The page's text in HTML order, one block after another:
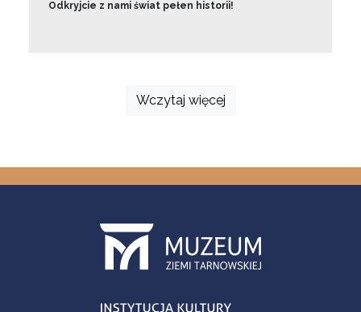
Odkryjcie z nami świat pełen historii!
Wczytaj więcej